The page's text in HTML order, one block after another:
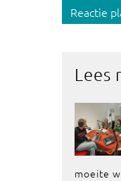
Reactie
Lees
moeite